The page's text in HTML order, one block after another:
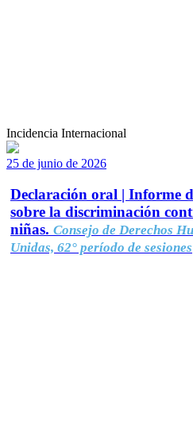
Incidencia Internacional
25 de junio de 2026
Declaración oral | Informe
sobre la discriminación
niñas. Consejo de Derechos
Unidas, 62° período de sesiones